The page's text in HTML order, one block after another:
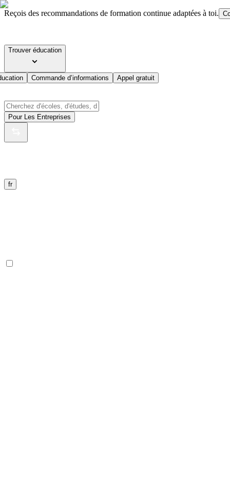
Reçois des recommandations de formation continue adaptées à toi.
Trouver éducation
Commande d’informations Appel gratuit
Pour Les Entreprises
fr